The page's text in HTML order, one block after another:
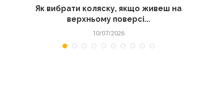
Як вибрати коляску, якщо живеш на
верхньому поверсі...
10/07/2026